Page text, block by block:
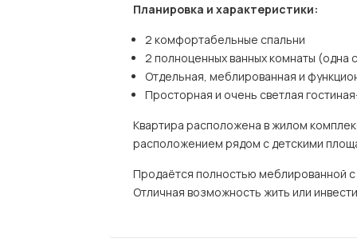
Планировка и характеристики:
2 комфортабельные спальни
2 полноценных ванных комнаты (одна
Отдельная, меблированная и
Просторная и очень светлая
Квартира расположена в жилом
расположением рядом с детскими
Продаётся полностью меблированной
Отличная возможность жить или